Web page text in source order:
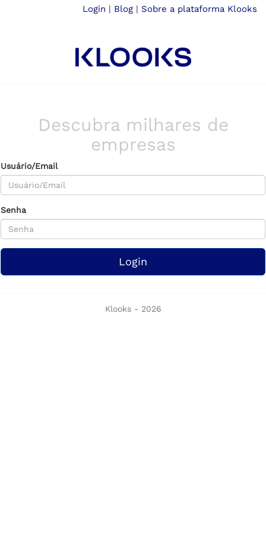
Login | Blog | Sobre a plataforma Klooks
Descubra milhares de
empresas
Usuário/Email
Senha
Login
Klooks - 2026